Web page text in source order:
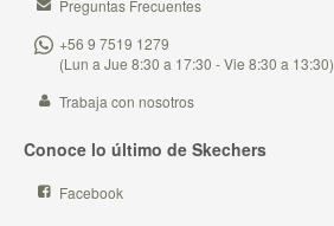
Preguntas Frecuentes
+56 9 7519 1279
(Lun a Jue 8:30 a 17:30 - Vie 8:30 a 13:30)
Trabaja con nosotros
Conoce lo último de Skechers
Facebook